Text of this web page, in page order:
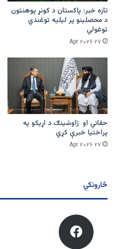
تازه خبر: پاکستان د کونړ پوهنتون
د محصلینو پر لیلیه توغندي
توغولي
۲۷ Apr ۲۰۲۶
حقاني او ژاوشینګ د اړیکو په
پراختیا خبرې کړي
۲۷ Apr ۲۰۲۶
څارونکي